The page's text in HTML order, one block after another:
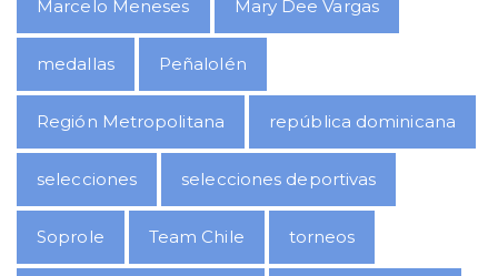
Marcelo Meneses Mary Dee Vargas
medallas Peñalolén
Región Metropolitana república dominicana
selecciones selecciones deportivas
Soprole Team Chile torneos